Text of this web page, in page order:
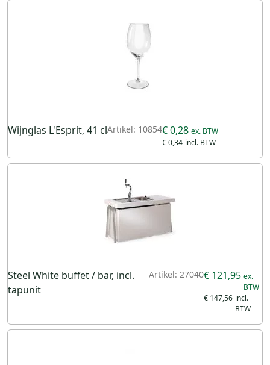
Wijnglas L'Esprit, 41 clArtikel: 10854
€ 0,34
€ 0,28
Steel White buffet / bar, incl.
tapunit
Artikel: 27040
€ 147,56
€ 121,95